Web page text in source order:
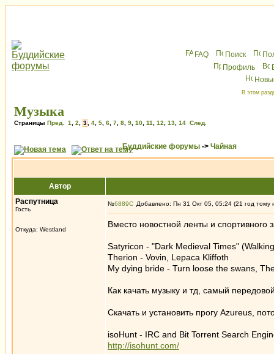
FAQ Поиск
Профиль
В этом
Музыка
Страницы Пред. 1 2 3 4 5 6 7 8 9 10 11 12 13 14 След.
Буддийские форумы -> Чайная
Автор
Распутница
Гость
Откуда: Westland
№6889 Добавлено: Пн 31 Окт 05, 05:24 (21 год тому
Вместо новостной ленты и спортивного
Satyricon - "Dark Medieval Times"
Therion - Vovin, Lepaca Kliffoth
My dying bride - Turn loose the swans,
Как качать музыку и тд, самый
Скачать и установить прогу Azureus,
isoHunt - IRC and Bit Torrent Search
http://isohunt.com/